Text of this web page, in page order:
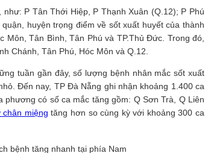
P Tân Thới Hiệp, P Thạnh Xuân (Q.12); P Phú
huyện trọng điểm về sốt xuất huyết của thành
Môn, Tân Bình, Tân Phú và TP.Thủ Đức. Trong đó,
Chánh, Tân Phú, Hóc Môn và Q.12.
tuần gần đây, số lượng bệnh nhân mắc sốt xuất
Đến nay, TP Đà Nẵng ghi nhận khoảng 1.400 ca
có số ca mắc tăng gồm: Q Sơn Trà, Q Liên
chân miệng tăng hơn so cùng kỳ với khoảng 300 ca